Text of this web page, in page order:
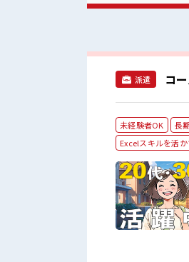
派遣 コ
未経験者OK 長
Excelスキルを活か